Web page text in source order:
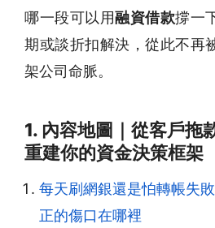
哪一段可以用融資借款撐一
期或談折扣解決，從此不再
架公司命脈。
1. 內容地圖｜從客戶拖
重建你的資金決策框架
每天刷網銀還是怕轉帳失
正的傷口在哪裡